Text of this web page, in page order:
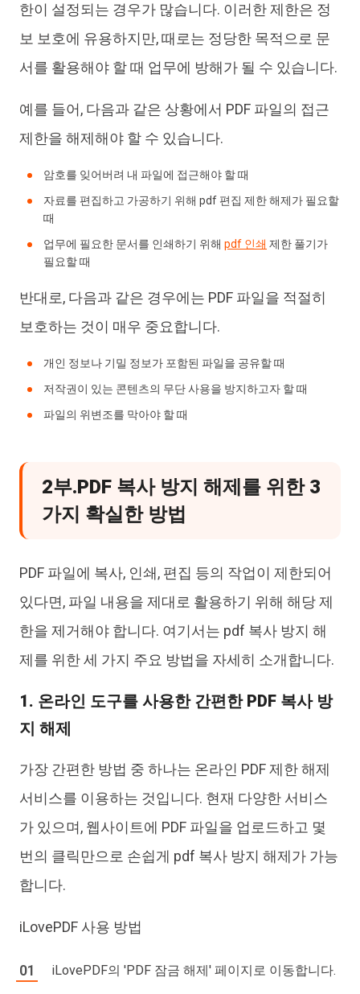
한이 설정되는 경우가 많습니다. 이러한 제한은 정
보 보호에 유용하지만, 때로는 정당한 목적으로 문
서를 활용해야 할 때 업무에 방해가 될 수 있습니다.
예를 들어, 다음과 같은 상황에서 PDF 파일의 접근
제한을 해제해야 할 수 있습니다.
암호를 잊어버려 내 파일에 접근해야 할 때
자료를 편집하고 가공하기 위해 pdf 편집 제한 해제가 필요할
때
업무에 필요한 문서를 인쇄하기 위해 pdf 인쇄 제한 풀기가
필요할 때
반대로, 다음과 같은 경우에는 PDF 파일을 적절히
보호하는 것이 매우 중요합니다.
개인 정보나 기밀 정보가 포함된 파일을 공유할 때
저작권이 있는 콘텐츠의 무단 사용을 방지하고자 할 때
파일의 위변조를 막아야 할 때
2부.PDF 복사 방지 해제를 위한 3
가지 확실한 방법
PDF 파일에 복사, 인쇄, 편집 등의 작업이 제한되어
있다면, 파일 내용을 제대로 활용하기 위해 해당 제
한을 제거해야 합니다. 여기서는 pdf 복사 방지 해
제를 위한 세 가지 주요 방법을 자세히 소개합니다.
1. 온라인 도구를 사용한 간편한 PDF 복사 방
지 해제
가장 간편한 방법 중 하나는 온라인 PDF 제한 해제
서비스를 이용하는 것입니다. 현재 다양한 서비스
가 있으며, 웹사이트에 PDF 파일을 업로드하고 몇
번의 클릭만으로 손쉽게 pdf 복사 방지 해제가 가능
합니다.
iLovePDF 사용 방법
iLovePDF의 'PDF 잠금 해제' 페이지로 이동합니다.